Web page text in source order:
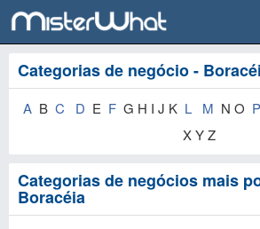
Categorias de negócio -
A B C D E F G H I J K L M N O P
X Y Z
Categorias de negócios mais
Boracéia